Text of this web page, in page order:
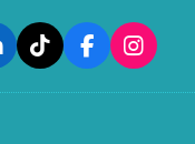
T
I
K
F
A
C
I
N
S